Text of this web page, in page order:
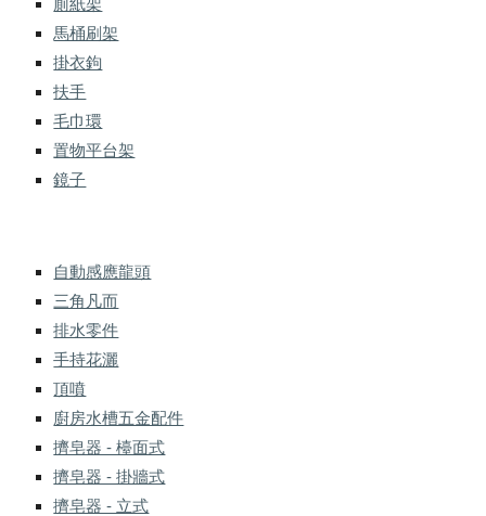
廁紙架
馬桶刷架
掛衣鉤
扶手
毛巾環
置物平台架
鏡子
自動感應龍頭
三角凡而
排水零件
手持花灑
頂噴
廚房水槽五金配件
擠皂器 - 檯面式
擠皂器 - 掛牆式
擠皂器 - 立式